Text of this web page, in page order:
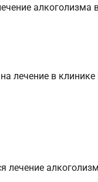
алкоголизма
лечение в
лечение